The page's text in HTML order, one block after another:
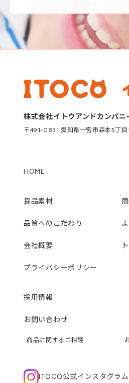
株式会社イトウアンドカンパニ
〒491-0831 愛知県一宮市森本5丁目
HOME
良品素材
品質へのこだわり
会社概要
プライバシーポリシー
採用情報
お問い合わせ
商品に関するご相談
ITOCO公式インスタグラム